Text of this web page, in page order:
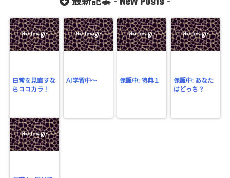
日常を見直すな
らココカラ！
AI学習中〜 保護中: 特典１
保護中: あなた
はどっち？